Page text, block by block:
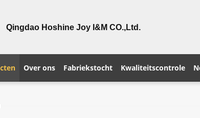
Qingdao Hoshine Joy I&M CO.,Ltd.
Over ons Fabriekstocht Kwaliteitscontrole